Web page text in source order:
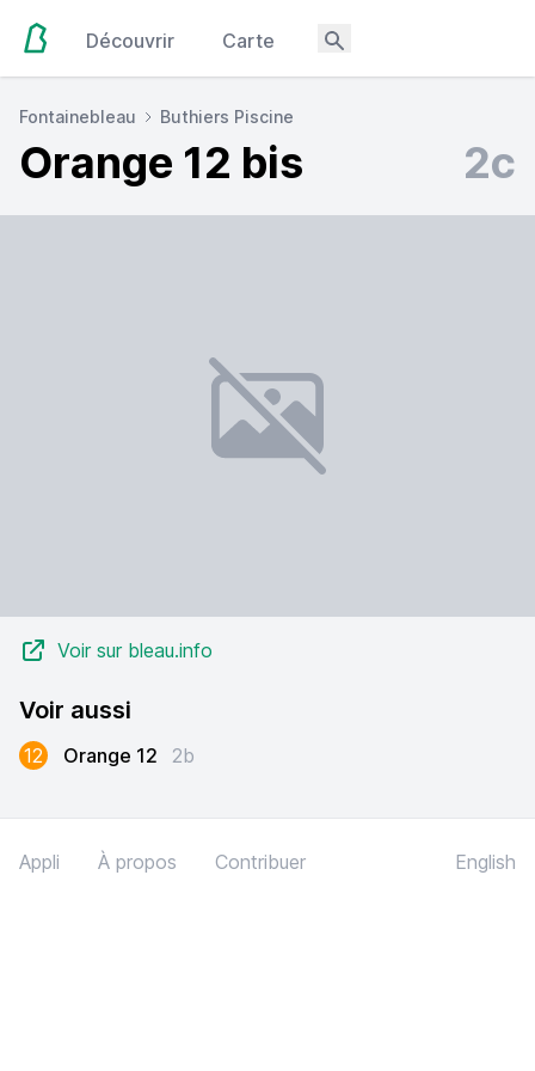
Découvrir Carte
Fontainebleau Buthiers Piscine
Orange 12 bis 2c
Voir sur bleau.info
Voir aussi
12 Orange 12 2b
Appli À propos Contribuer English